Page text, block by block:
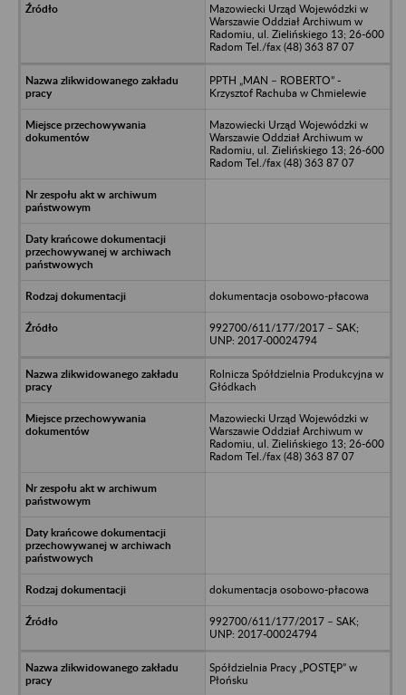
Mazowiecki Urząd Wojewódzki w
Warszawie Oddział Archiwum w
Radomiu, ul. Zielińskiego 13; 26-600
Radom Tel./fax (48) 363 87 07
PPTH „MAN – ROBERTO” -
Krzysztof Rachuba w Chmielewie
Mazowiecki Urząd Wojewódzki w
Warszawie Oddział Archiwum w
Radomiu, ul. Zielińskiego 13; 26-600
Radom Tel./fax (48) 363 87 07
dokumentacja osobowo-płacowa
992700/611/177/2017 – SAK;
UNP: 2017-00024794
Rolnicza Spółdzielnia Produkcyjna w
Głódkach
Mazowiecki Urząd Wojewódzki w
Warszawie Oddział Archiwum w
Radomiu, ul. Zielińskiego 13; 26-600
Radom Tel./fax (48) 363 87 07
dokumentacja osobowo-płacowa
992700/611/177/2017 – SAK;
UNP: 2017-00024794
Spółdzielnia Pracy „POSTĘP” w
Płońsku